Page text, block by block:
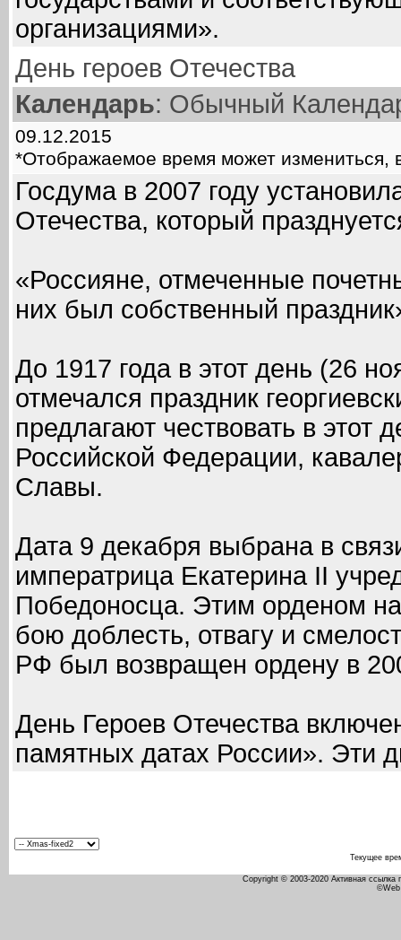
организациями».
День героев Отечества
Календарь: Обычный
09.12.2015
*Отображаемое время может измениться,
Госдума в 2007 году
Отечества, который
«Россияне, отмеченные
них был собственный
До 1917 года в этот день (26
отмечался праздник
предлагают чествовать в этот
Российской Федерации,
Славы.
Дата 9 декабря выбрана в
императрица Екатерина II
Победоносца. Этим орденом
бою доблесть, отвагу и
РФ был возвращен ордену в
День Героев Отечества
памятных датах России». Эти
Текущее
Copyright © 2003-2020 Активная ссылка